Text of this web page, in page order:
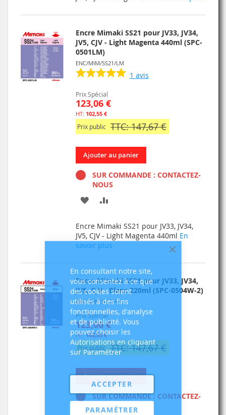
Fermer
En consultant notre site,
vous consentez à ce que
des cookies soient
utilisés à des fins
fonctionnelles, d'analyse
et de publicité. Vous
pouvez choisir les
Autorisations en cliquant
sur Paramétrer
ACCEPTER
PARAMÉTRER
LISTE
D’ENVIE
Encre Mimaki SS21 pour JV33, JV34,
JV5, CJV - Light Magenta 440ml (SPC-
0501LM)
ENC/MIM/SS21/LM
1 avis
Prix Spécial
123,06 €
102,55 €
Prix public TTC: 147,67 €
Ajouter au panier
SUR COMMANDE : CONTACTEZ-
NOUS
AJOUTER
MA
LISTE
D’ENVIE
COMPARATEUR
Encre Mimaki SS21 pour JV33, JV34,
JV5, CJV - Light Magenta 440ml En
savoir plus
Encre Mimaki SS21 pour JV33, JV34,
JV5, CJV - Blanc 220ml (SPC-0504W-2)
ENC/MIM/SS21/W
Prix Spécial
123,06 €
102,55 €
Prix public TTC: 147,67 €
Ajouter au panier
SUR COMMANDE : CONTACTEZ-
NOUS